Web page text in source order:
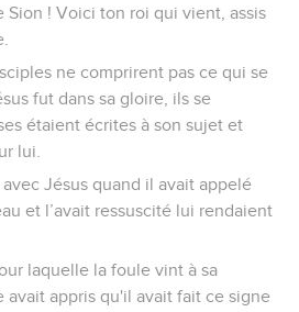
Sion ! Voici ton roi qui vient, assis
ne comprirent pas ce qui se
fut dans sa gloire, ils se
étaient écrites à son sujet et
lui.
Jésus quand il avait appelé
et l’avait ressuscité lui rendaient
laquelle la foule vint à sa
avait appris qu'il avait fait ce signe